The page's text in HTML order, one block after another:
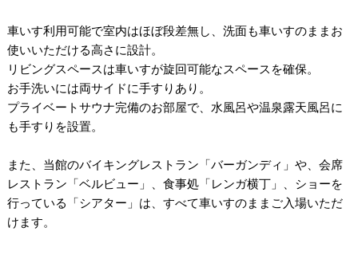
車いす利用可能で室内はほぼ段差無し、洗面も車いすのままお
使いいただける高さに設計。
リビングスペースは車いすが旋回可能なスペースを確保。
お手洗いには両サイドに手すりあり。
プライベートサウナ完備のお部屋で、水風呂や温泉露天風呂に
も手すりを設置。
また、当館のバイキングレストラン「バーガンディ」や、会席
レストラン「ベルビュー」、食事処「レンガ横丁」、ショーを
行っている「シアター」は、すべて車いすのままご入場いただ
けます。